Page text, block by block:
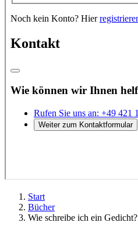
Start
Bücher
Wie schreibe ich ein Gedicht?